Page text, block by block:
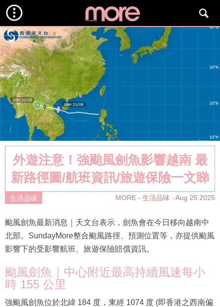
外遊注意！強颱風劍魚影響越南 最
新路徑圖/航班資訊/旅遊保險一文睇
生活品味 MORE - 生活品味 Aug 25 2025
颱風劍魚最新消息｜天文台表示，劍魚會在今日移向越南中
北部。SundayMore整合颱風路徑、預測位置等，亦提供颱風
影響下的受影響航班、旅遊保險賠償資訊。
颱風劍魚｜中心附近最高持續風速每小
時 155 公里
強颱風劍魚位於北緯 184 度，東經 1074 度 (即香港之西南偏